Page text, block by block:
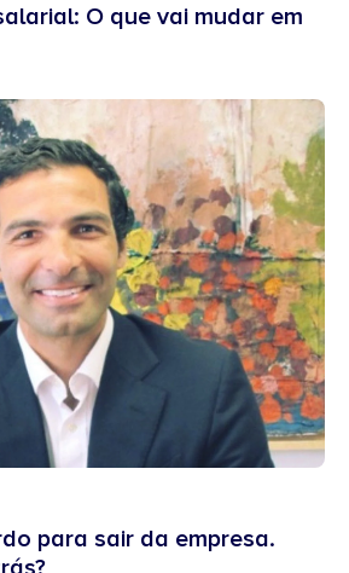
O que vai mudar em
para sair da empresa.